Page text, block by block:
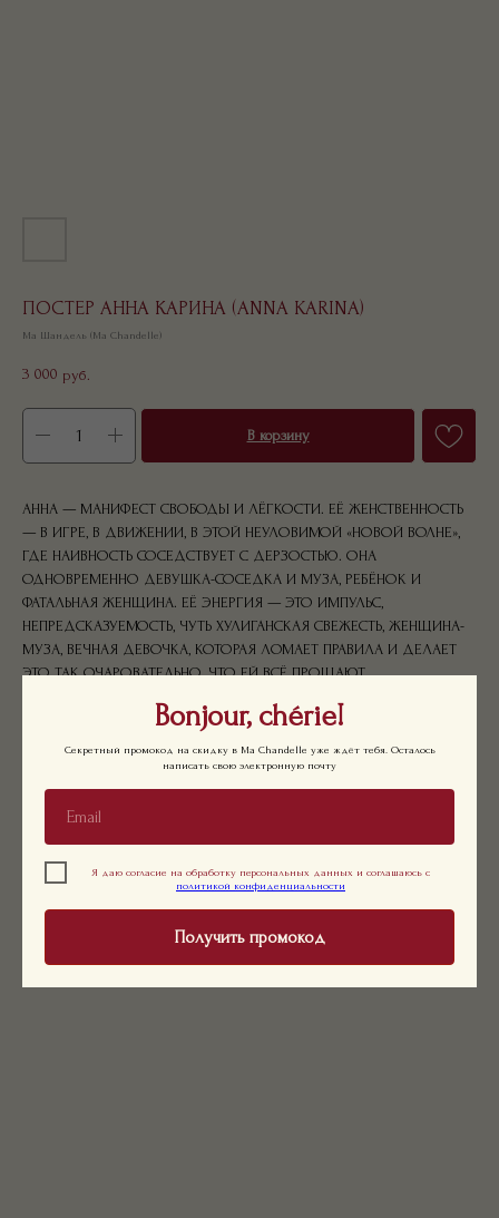
ПОСТЕР АННА КАРИНА (ANNA KARINA)
Ма Шандель (Ma Chandelle)
3 000 руб.
В корзину
АННА — МАНИФЕСТ СВОБОДЫ И ЛЁГКОСТИ. ЕЁ ЖЕНСТВЕННОСТЬ
— В ИГРЕ, В ДВИЖЕНИИ, В ЭТОЙ НЕУЛОВИМОЙ «НОВОЙ ВОЛНЕ»,
ГДЕ НАИВНОСТЬ СОСЕДСТВУЕТ С ДЕРЗОСТЬЮ. ОНА
ОДНОВРЕМЕННО ДЕВУШКА-СОСЕДКА И МУЗА, РЕБЁНОК И
ФАТАЛЬНАЯ ЖЕНЩИНА. ЕЁ ЭНЕРГИЯ — ЭТО ИМПУЛЬС,
НЕПРЕДСКАЗУЕМОСТЬ, ЧУТЬ ХУЛИГАНСКАЯ СВЕЖЕСТЬ, ЖЕНЩИНА-
МУЗА, ВЕЧНАЯ ДЕВОЧКА, КОТОРАЯ ЛОМАЕТ ПРАВИЛА И ДЕЛАЕТ
ЭТО ТАК ОЧАРОВАТЕЛЬНО, ЧТО ЕЙ ВСЁ ПРОЩАЮТ.
ЦВЕТ РАМКИ: БЕЛЫЙ
ВАМ МОЖЕТ ПОНРАВИТЬСЯ
Bonjour, chérie!
Секретный промокод на скидку в Ma Chandelle уже ждёт тебя. Осталось
написать свою электронную почту
Я даю согласие на обработку персональных данных и соглашаюсь с
политикой конфиденциальности
Получить промокод